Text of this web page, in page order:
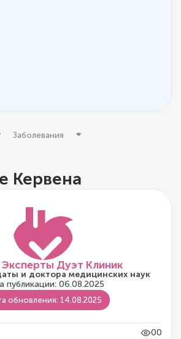
Заболевания
Кервена
Эксперты Дуэт Клиник
и доктора медицинских наук
публикации: 06.08.2025
обновления: 14.08.2025
00